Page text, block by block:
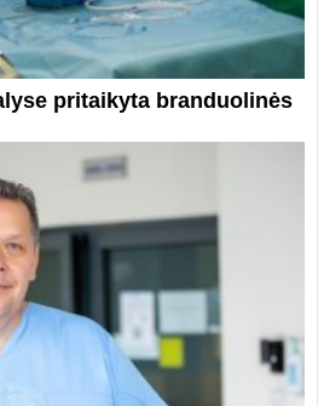
pritaikyta branduolinės